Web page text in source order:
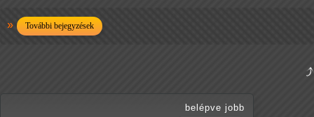
További bejegyzések
belépve jobb